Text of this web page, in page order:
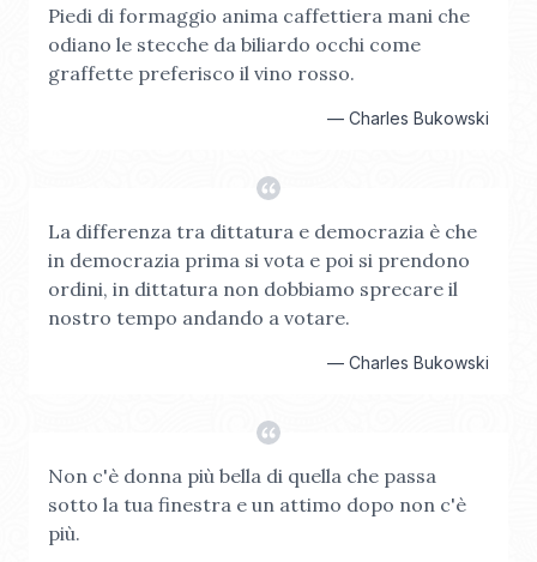
Piedi di formaggio anima caffettiera mani che
odiano le stecche da biliardo occhi come
graffette preferisco il vino rosso.
— Charles Bukowski
La differenza tra dittatura e democrazia è che
in democrazia prima si vota e poi si prendono
ordini, in dittatura non dobbiamo sprecare il
nostro tempo andando a votare.
— Charles Bukowski
Non c'è donna più bella di quella che passa
sotto la tua finestra e un attimo dopo non c'è
più.